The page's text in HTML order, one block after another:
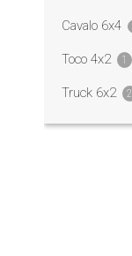
Cavalo 6x4
Toco 4x2 1
Truck 6x2 2